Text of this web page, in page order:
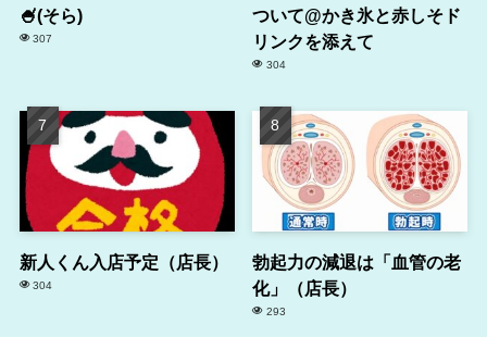
🍧(そら)
307
ついて@かき氷と赤しそド
リンクを添えて
304
新人くん入店予定（店長）
304
勃起力の減退は「血管の老
化」（店長）
293